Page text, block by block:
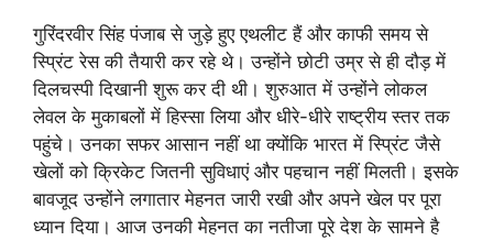
गुरिंदरवीर सिंह पंजाब से जुड़े हुए एथलीट हैं और काफी समय से
स्प्रिंट रेस की तैयारी कर रहे थे। उन्होंने छोटी उम्र से ही दौड़ में
दिलचस्पी दिखानी शुरू कर दी थी। शुरुआत में उन्होंने लोकल
लेवल के मुकाबलों में हिस्सा लिया और धीरे-धीरे राष्ट्रीय स्तर तक
पहुंचे। उनका सफर आसान नहीं था क्योंकि भारत में स्प्रिंट जैसे
खेलों को क्रिकेट जितनी सुविधाएं और पहचान नहीं मिलती। इसके
बावजूद उन्होंने लगातार मेहनत जारी रखी और अपने खेल पर पूरा
ध्यान दिया। आज उनकी मेहनत का नतीजा पूरे देश के सामने है